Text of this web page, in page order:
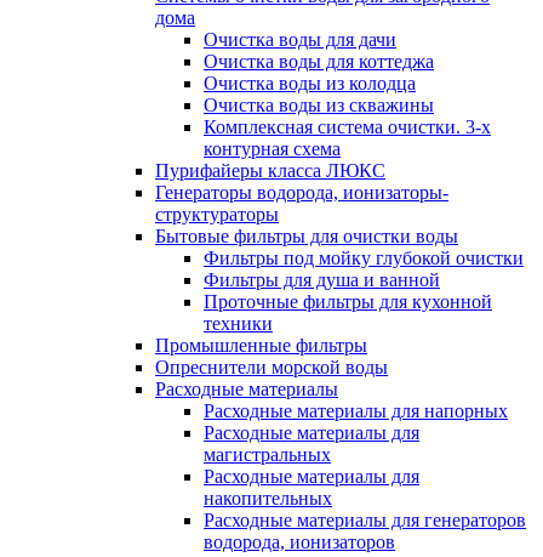
дома
Очистка воды для дачи
Очистка воды для коттеджа
Очистка воды из колодца
Очистка воды из скважины
Комплексная система очистки. 3-х
контурная схема
Пурифайеры класса ЛЮКС
Генераторы водорода, ионизаторы-
структураторы
Бытовые фильтры для очистки воды
Фильтры под мойку глубокой очистки
Фильтры для душа и ванной
Проточные фильтры для кухонной
техники
Промышленные фильтры
Опреснители морской воды
Расходные материалы
Расходные материалы для напорных
Расходные материалы для
магистральных
Расходные материалы для
накопительных
Расходные материалы для генераторов
водорода, ионизаторов